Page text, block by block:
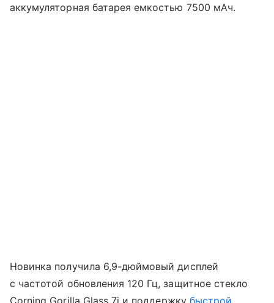
аккумуляторная батарея емкостью 7500 мАч.
Новинка получила 6,9-дюймовый дисплей
с частотой обновления 120 Гц, защитное стекло
Corning Gorilla Glass 7i и поддержку быстрой